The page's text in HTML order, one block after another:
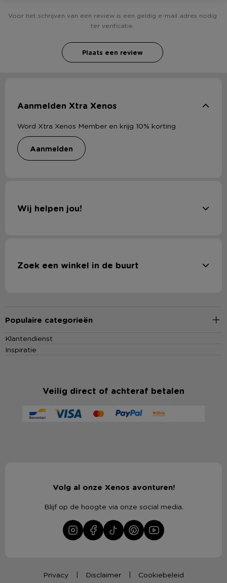
Voor het schrijven van een review is een geldig e-mail adres nodig
ter verificatie.
Plaats een review
Aanmelden Xtra Xenos
Word Xtra Xenos Member en krijg 10% korting
aanmelden
Wij helpen jou!
Zoek een winkel in de buurt
Populaire categorieën
Klantendienst
Inspiratie
Veilig direct of achteraf betalen
Volg al onze Xenos avonturen!
Blijf op de hoogte via onze social media.
Privacy Disclaimer
Cookiebeleid